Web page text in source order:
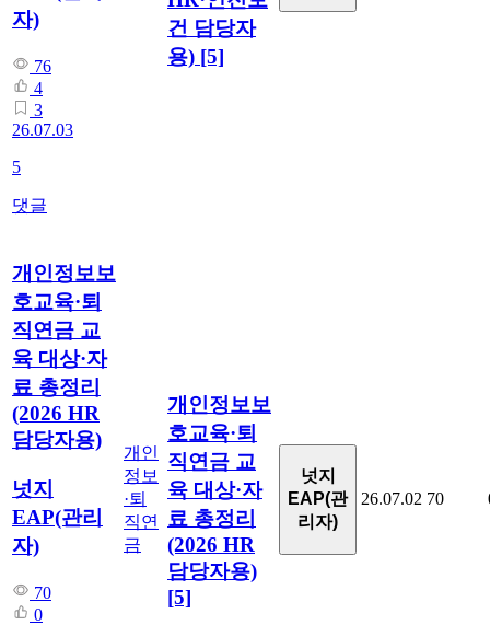
자)
76
4
3
26.07.03
5
댓글
건 담당자
용) [5]
개인정보보
호교육·퇴
직연금 교
육 대상·자
료 총정리
(2026 HR
담당자용)
넛지
EAP(관리
자)
70
0
개인
정보
·퇴
직연
금
개인정보보
호교육·퇴
직연금 교
육 대상·자
료 총정리
(2026 HR
담당자용)
[5]
넛지
EAP(관
리자)
26.07.02 70